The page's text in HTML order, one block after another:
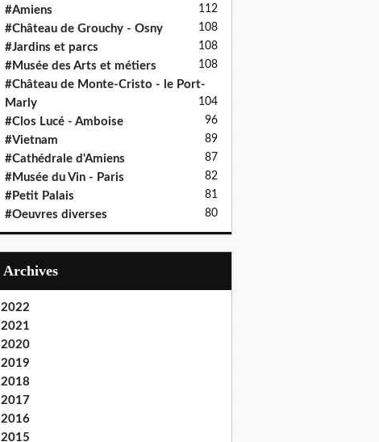
#Amiens 112
#Château de Grouchy - Osny 108
#Jardins et parcs 108
#Musée des Arts et métiers 108
#Château de Monte-Cristo - le Port-
Marly
104
#Clos Lucé - Amboise 96
#Vietnam 89
#Cathédrale d'Amiens 87
#Musée du Vin - Paris 82
#Petit Palais 81
#Oeuvres diverses 80
Archives
2022
2021
2020
2019
2018
2017
2016
2015